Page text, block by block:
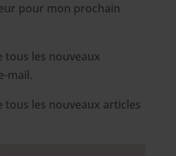
pour mon prochain
tous les nouveaux
mail.
tous les nouveaux articles